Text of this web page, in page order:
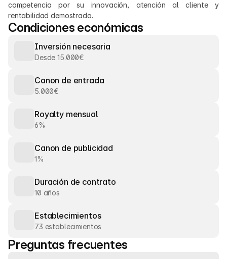
competencia por su innovación, atención al cliente y
rentabilidad demostrada.
Condiciones económicas
Inversión necesaria
Desde 15.000€
Canon de entrada
5.000€
Royalty mensual
6%
Canon de publicidad
1%
Duración de contrato
10 años
Establecimientos
73 establecimientos
Preguntas frecuentes